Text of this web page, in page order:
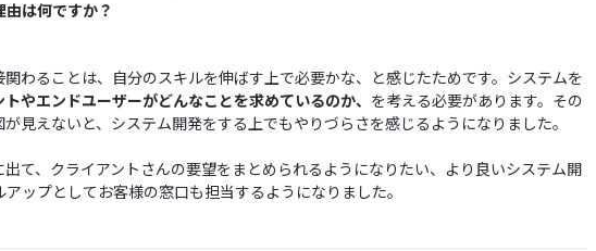
は何ですか？
関わることは、自分のスキルを伸ばす上で必要かな、と感じたためです。システムを
トやエンドユーザーがどんなことを求めているのか、 を考える必要があります。その
見えないと、システム開発をする上でもやりづらさを感じるようになりました。
て、クライアントさんの要望をまとめられるようになりたい、より良いシステム開
ップとしてお客様の窓口も担当するようになりました。